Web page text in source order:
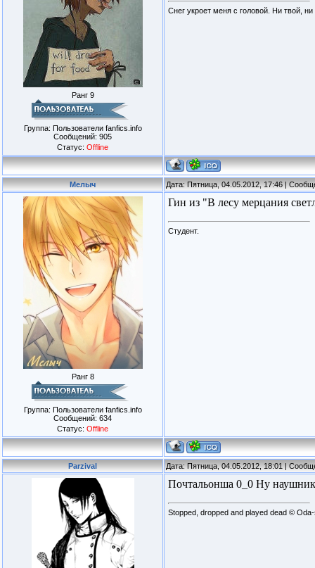
Ранг 9
Группа: Пользователи fanfics.info
Сообщений: 905
Статус: Offline
Снег укроет меня с головой. Ни твой,
Мелыч Дата: Пятница, 04.05.2012, 17:46 |
Ранг 8
Группа: Пользователи fanfics.info
Сообщений: 634
Статус: Offline
Гин из "В лесу мерцания
Студент.
Parzival Дата: Пятница, 04.05.2012, 18:01 |
Почтальонша 0_0 Ну
Stopped, dropped and played dead ©